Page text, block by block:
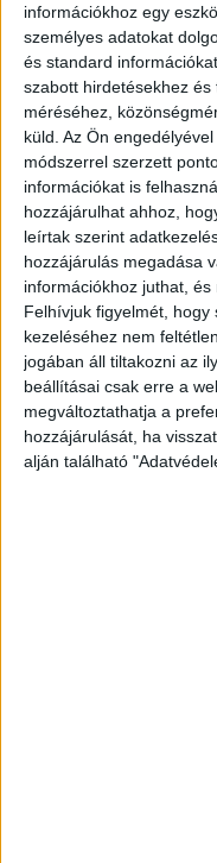
információkhoz egy
személyes adatokat
és standard
szabott hirdetésekhez
méréséhez,
küld. Az Ön
módszerrel szerzett
információkat is
hozzájárulhat ahhoz,
leírtak szerint
hozzájárulás megadása
információkhoz juthat,
Felhívjuk figyelmét,
kezeléséhez nem
jogában áll tiltakozni az
beállításai csak erre a
megváltoztathatja a
hozzájárulását, ha
alján található
férjedre, és
fogj egy
babát. Így
megmarad
A férj szemét
megható lett
után… csoda
mindössze két
felesége kezét, és
– És… a pénz?
félre?